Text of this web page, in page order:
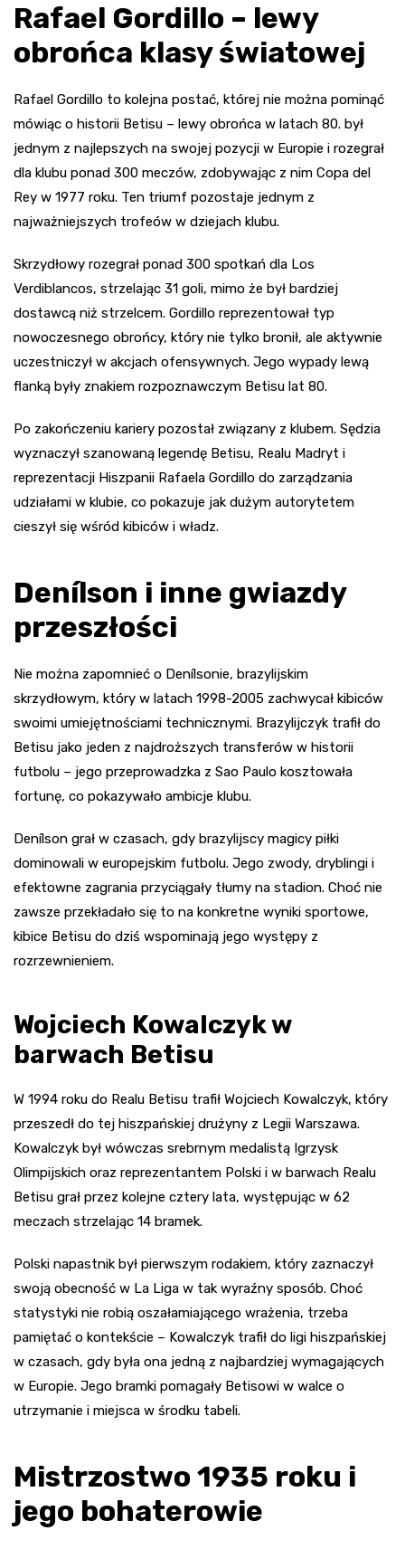
Rafael Gordillo – lewy
obrońca klasy światowej
Rafael Gordillo to kolejna postać, której nie można pominąć
mówiąc o historii Betisu – lewy obrońca w latach 80. był
jednym z najlepszych na swojej pozycji w Europie i rozegrał
dla klubu ponad 300 meczów, zdobywając z nim Copa del
Rey w 1977 roku. Ten triumf pozostaje jednym z
najważniejszych trofeów w dziejach klubu.
Skrzydłowy rozegrał ponad 300 spotkań dla Los
Verdiblancos, strzelając 31 goli, mimo że był bardziej
dostawcą niż strzelcem. Gordillo reprezentował typ
nowoczesnego obrońcy, który nie tylko bronił, ale aktywnie
uczestniczył w akcjach ofensywnych. Jego wypady lewą
flanką były znakiem rozpoznawczym Betisu lat 80.
Po zakończeniu kariery pozostał związany z klubem. Sędzia
wyznaczył szanowaną legendę Betisu, Realu Madryt i
reprezentacji Hiszpanii Rafaela Gordillo do zarządzania
udziałami w klubie, co pokazuje jak dużym autorytetem
cieszył się wśród kibiców i władz.
Denílson i inne gwiazdy
przeszłości
Nie można zapomnieć o Denílsonie, brazylijskim
skrzydłowym, który w latach 1998-2005 zachwycał kibiców
swoimi umiejętnościami technicznymi. Brazylijczyk trafił do
Betisu jako jeden z najdroższych transferów w historii
futbolu – jego przeprowadzka z Sao Paulo kosztowała
fortunę, co pokazywało ambicje klubu.
Denílson grał w czasach, gdy brazylijscy magicy piłki
dominowali w europejskim futbolu. Jego zwody, dryblingi i
efektowne zagrania przyciągały tłumy na stadion. Choć nie
zawsze przekładało się to na konkretne wyniki sportowe,
kibice Betisu do dziś wspominają jego występy z
rozrzewnieniem.
Wojciech Kowalczyk w
barwach Betisu
W 1994 roku do Realu Betisu trafił Wojciech Kowalczyk, który
przeszedł do tej hiszpańskiej drużyny z Legii Warszawa.
Kowalczyk był wówczas srebrnym medalistą Igrzysk
Olimpijskich oraz reprezentantem Polski i w barwach Realu
Betisu grał przez kolejne cztery lata, występując w 62
meczach strzelając 14 bramek.
Polski napastnik był pierwszym rodakiem, który zaznaczył
swoją obecność w La Liga w tak wyraźny sposób. Choć
statystyki nie robią oszałamiającego wrażenia, trzeba
pamiętać o kontekście – Kowalczyk trafił do ligi hiszpańskiej
w czasach, gdy była ona jedną z najbardziej wymagających
w Europie. Jego bramki pomagały Betisowi w walce o
utrzymanie i miejsca w środku tabeli.
Mistrzostwo 1935 roku i
jego bohaterowie